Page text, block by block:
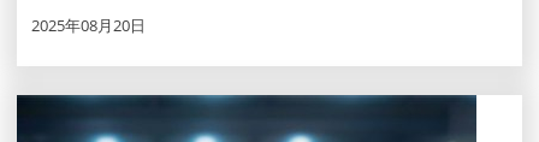
2025年08月20日